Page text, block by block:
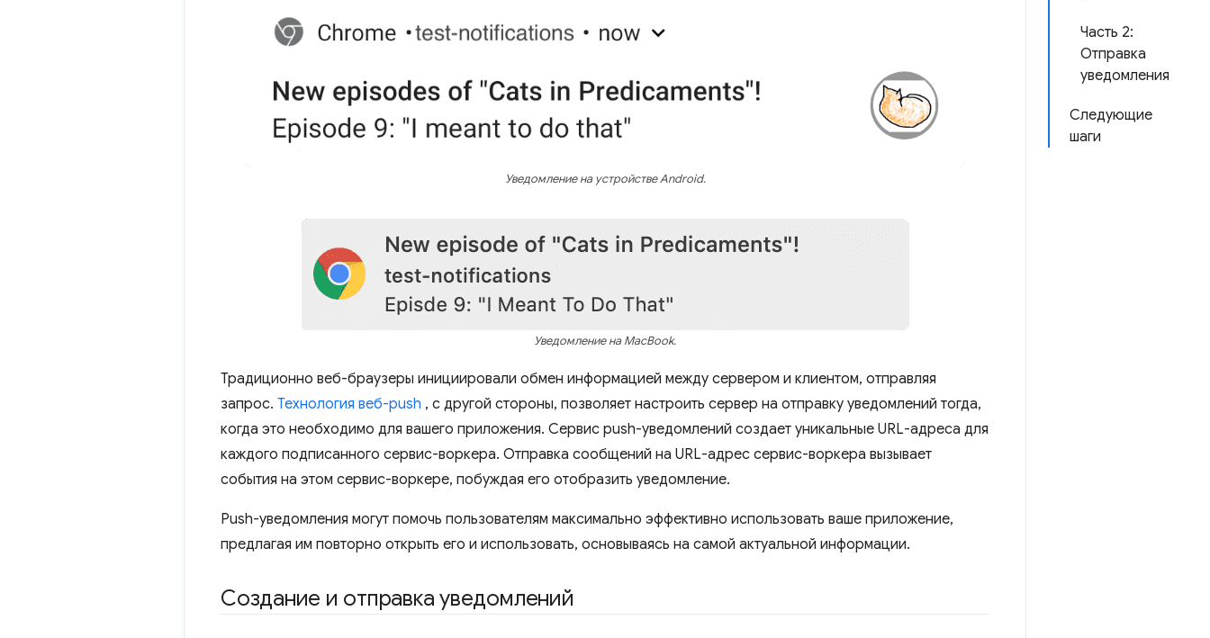
Часть 2:
Отправка
уведомления
Следующие
шаги
Уведомление на устройстве Android.
Уведомление на MacBook.
Традиционно веб-браузеры инициировали обмен информацией между сервером и клиентом, отправляя
запрос. Технология веб-push , с другой стороны, позволяет настроить сервер на отправку уведомлений тогда,
когда это необходимо для вашего приложения. Сервис push-уведомлений создает уникальные URL-адреса для
каждого подписанного сервис-воркера. Отправка сообщений на URL-адрес сервис-воркера вызывает
события на этом сервис-воркере, побуждая его отобразить уведомление.
Push-уведомления могут помочь пользователям максимально эффективно использовать ваше приложение,
предлагая им повторно открыть его и использовать, основываясь на самой актуальной информации.
Создание и отправка уведомлений